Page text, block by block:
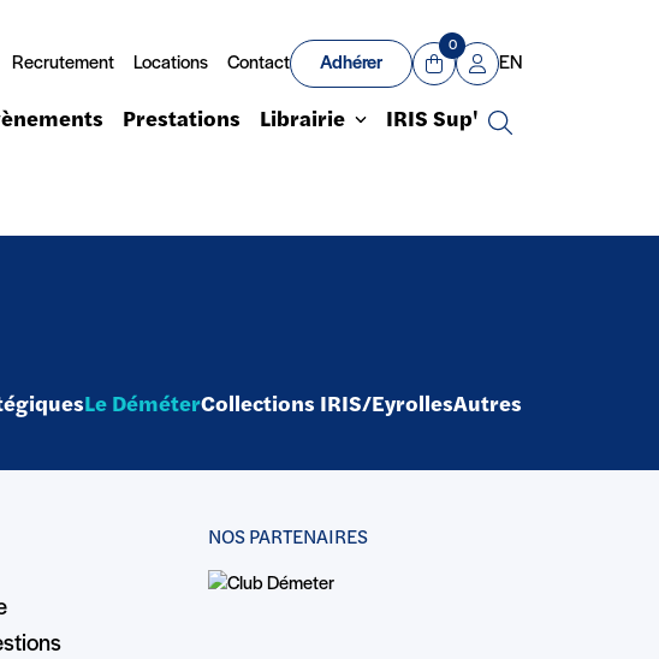
Recrutement Locations Contact Adhérer
Panier
0
Mon compte
EN
Prestations Librairie IRIS Sup'
Recherche
Le DéméterCollections IRIS/EyrollesAutres
NOS PARTENAIRES